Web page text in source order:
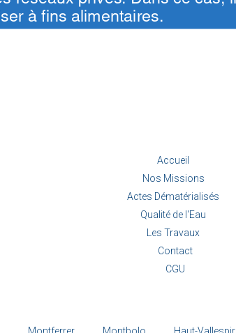
Accueil
Nos Missions
Actes Dématérialisés
Qualité de l'Eau
Les Travaux
Contact
CGU